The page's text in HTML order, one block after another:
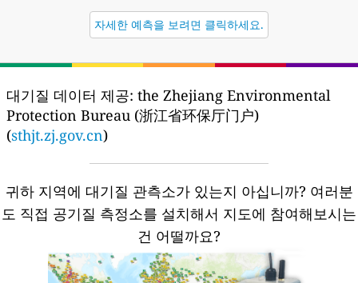
자세한 예측을 보려면 클릭하세요.
대기질 데이터 제공: the Zhejiang Environmental
Protection Bureau (浙江省环保厅门户)
(sthjt.zj.gov.cn)
귀하 지역에 대기질 관측소가 있는지 아십니까? 여러분
도 직접 공기질 측정소를 설치해서 지도에 참여해보시는
건 어떨까요?